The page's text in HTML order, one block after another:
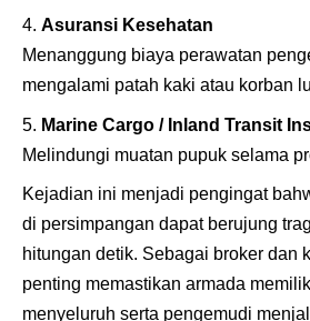
Asuransi Kesehatan
Menanggung biaya perawatan
mengalami patah kaki atau korban
Marine Cargo / Inland Transit
Melindungi muatan pupuk selama
Kejadian ini menjadi pengingat
di persimpangan dapat berujung
hitungan detik. Sebagai broker dan
penting memastikan armada
menyeluruh serta pengemudi